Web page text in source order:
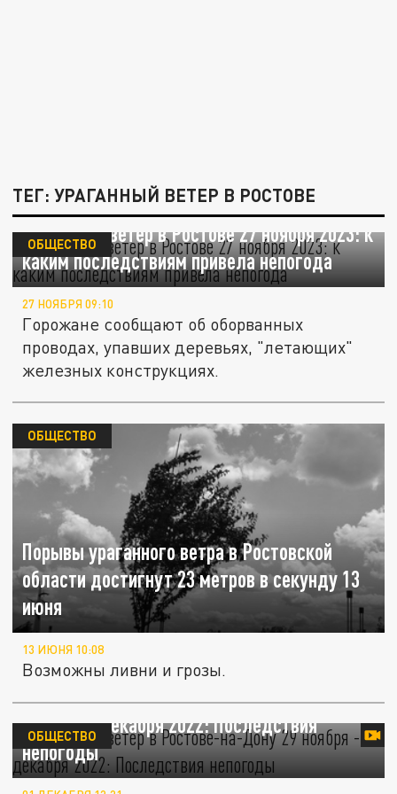
ТЕГ: УРАГАННЫЙ ВЕТЕР В РОСТОВЕ
Ураганный ветер в Ростове 27 ноября 2023: к
каким последствиям привела непогода
ОБЩЕСТВО
27 НОЯБРЯ 09:10
Горожане сообщают об оборванных
проводах, упавших деревьях, "летающих"
железных конструкциях.
Порывы ураганного ветра в Ростовской
области достигнут 23 метров в секунду 13
июня
ОБЩЕСТВО
13 ИЮНЯ 10:08
Возможны ливни и грозы.
Ураганный ветер в Ростове-на-Дону 29
ноября -1 декабря 2022: Последствия
непогоды
ОБЩЕСТВО